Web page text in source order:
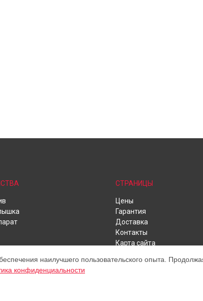
СТРАНИЦЫ
Цены
Гарантия
Доставка
Контакты
Карта сайта
наилучшего пользовательского опыта.
конфиденциальности